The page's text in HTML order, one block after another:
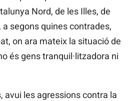
Nord, de les Illes, de
a segons quines contrades,
on ara mateix la situació de
és gens tranquil·litzadora ni
avui les agressions contra la